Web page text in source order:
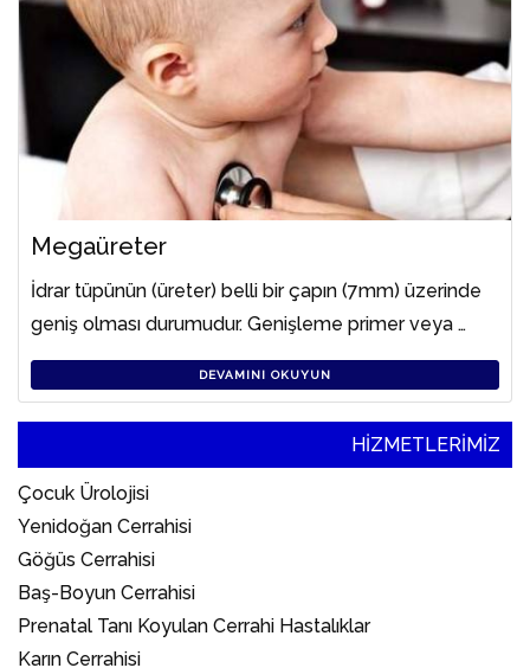
Megaüreter
İdrar tüpünün (üreter) belli bir çapın (7mm) üzerinde
geniş olması durumudur. Genişleme primer veya …
DEVAMINI OKUYUN
HİZMETLERİMİZ
Çocuk Ürolojisi
Yenidoğan Cerrahisi
Göğüs Cerrahisi
Baş-Boyun Cerrahisi
Prenatal Tanı Koyulan Cerrahi Hastalıklar
Karın Cerrahisi